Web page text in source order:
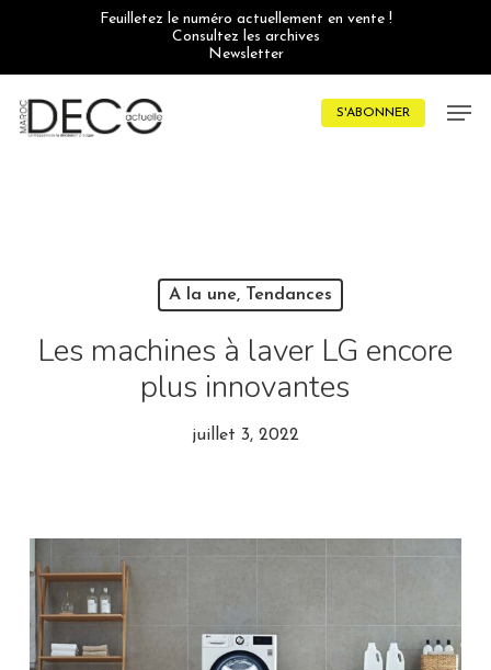
Feuilletez le numéro actuellement en vente !
Consultez les archives
Newsletter
S'ABONNER
A la une, Tendances
Les machines à laver LG encore
plus innovantes
juillet 3, 2022